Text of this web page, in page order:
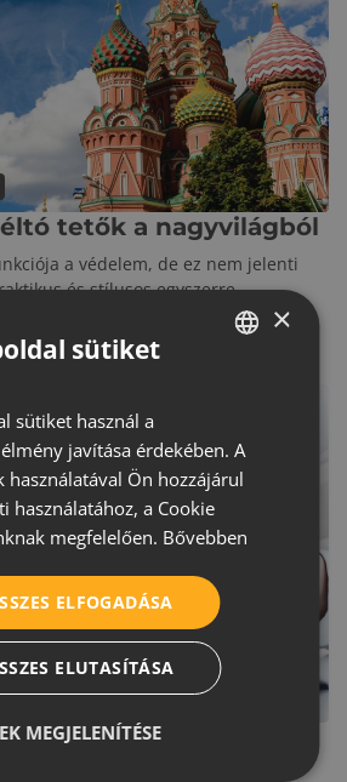
tetők a nagyvilágból
a védelem, de ez nem jelenti
és stílusos egyszerre.
tudni a
SERBIAN
×
sütiket
sütiket használ a
javítása érdekében. A
használatával Ön hozzájárul
használatához, a Cookie
megfelelően. Bővebben
ELFOGADÁSA
ELUTASÍTÁSA
MEGJELENÍTÉSE